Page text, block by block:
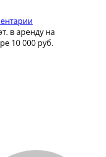
в аренду на
10 000 руб.